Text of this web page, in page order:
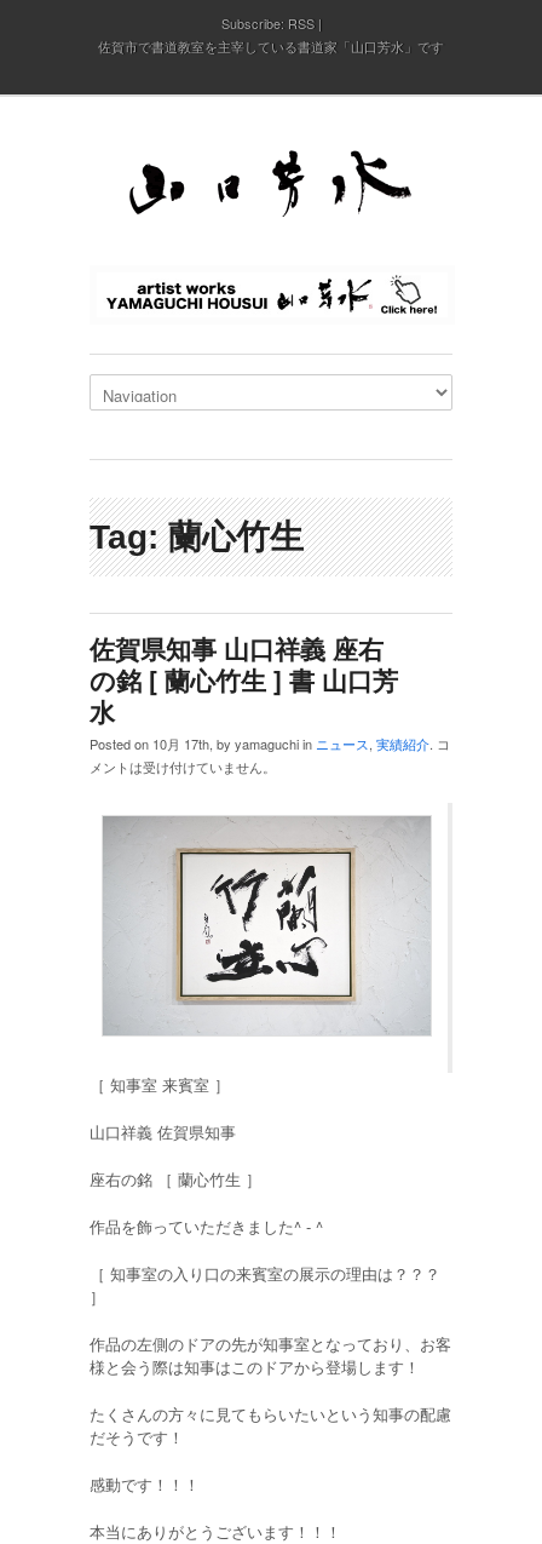
Subscribe: RSS
佐賀市で書道教室を主宰している書道家「山口芳水」です
Tag: 蘭心竹生
佐賀県知事 山口祥義 座右
の銘 [ 蘭心竹生 ] 書 山口芳
水
Posted on 10月 17th, by yamaguchi in ニュース, 実績紹介. コ
メントは受け付けていません。
［ 知事室 来賓室 ］
山口祥義 佐賀県知事
座右の銘 ［ 蘭心竹生 ］
作品を飾っていただきました^ - ^
［ 知事室の入り口の来賓室の展示の理由は？？？
］
作品の左側のドアの先が知事室となっており、お客
様と会う際は知事はこのドアから登場します！
たくさんの方々に見てもらいたいという知事の配慮
だそうです！
感動です！！！
本当にありがとうございます！！！